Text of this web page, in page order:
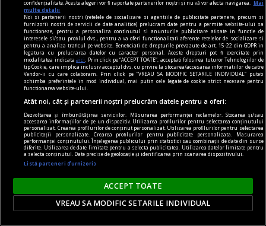
Codrin Liviu CUŢITARU
cuvinte nepotrivite
Microbiști și tifosi
confidențialitate. Aceste alegeri vor fi raportate partenerilor noștri și nu vă vor afecta navigarea.
Mai
multe detalii
Noi si partenerii nostri (retelele de socializare si agentiile de publicitate partenere, precum si
furnizorii nostri de servicii de date analitice) prelucram date pentru a permite website-ului sa
functioneze, pentru a personaliza continutul si anunturile publicitare afisate in functie de
interesele si/sau profilul dvs., pentru a va oferi functionalitati aferente retelelor de socializare si
pentru a analiza traficul pe website. Beneficiati de drepturile prevazute de art. 15-22 din GDPR in
legatura cu prelucrarea datelor cu caracter personal. Aceste drepturi pot fi exercitate prin
modalitatea indicataaici
. Prin click pe “ACCEPT TOATE”, acceptati folosirea tuturor Tehnologiilor de
tip Cookie, care implica inclusiv acceptul dvs. cu privire la stocarea/accesarea informatiilor de catre
Vendor-ii cu care colaboram. Prin click pe “VREAU SA MODIFIC SETARILE INDIVIDUAL” puteti
schimba preferintele in mod individual, mai putin cele legate de cookie strict necesare pentru
functionarea website-ului.
Atât noi, cât și partenerii noștri prelucrăm datele pentru a oferi:
Dezvoltarea și îmbunătățirea serviciilor. Măsurarea performanței reclamelor. Stocarea și/sau
accesarea informațiilor de pe un dispozitiv. Utilizarea profilurilor pentru selectarea conținutului
personalizat. Crearea profilurilor de conținut personalizat. Utilizarea profilurilor pentru selectarea
publicității personalizate. Crearea profilurilor pentru publicitate personalizată. Măsurarea
performanței conținutului. Înțelegerea publicului prin statistici sau combinații de date din surse
diferite. Utilizarea de date limitate pentru a selecta publicitatea. Utilizarea datelor limitate pentru
a selecta conținutul. Date precise de geolocație și identificarea prin scanarea dispozitivului.
Listă parteneri (furnizori)
ACCEPT TOATE
VREAU SA MODIFIC SETARILE INDIVIDUAL